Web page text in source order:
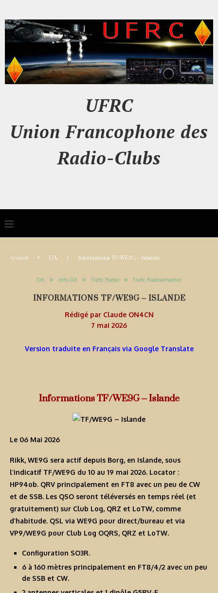
UFRC
Union Francophone des
Radio-Clubs
Accueil DX Informations TF/WE9G – Islande
DX Info DX Trafic Radio Trafic Radioamateur
INFORMATIONS TF/WE9G – ISLANDE
Rédigé par Claude ON4CN
7 mai 2026
Version traduite en Français via Google Translate
Informations TF/WE9G – Islande
Le 06 Mai 2026
Rikk, WE9G sera actif depuis Borg, en Islande, sous
l’indicatif TF/WE9G du 10 au 19 mai 2026. Locator :
HP94ob. QRV principalement en FT8 avec un peu de CW
et de SSB. Les QSO seront téléversés en temps réel (et
gratuitement) sur Club Log, QRZ et LoTW, comme
d’habitude. QSL via WE9G pour direct/bureau et via
VP9/WE9G pour Club Log OQRS, QRZ et LoTW.
Configuration SO3R.
6 à 160 mètres principalement en FT8/4/2 avec un peu
de SSB et CW.